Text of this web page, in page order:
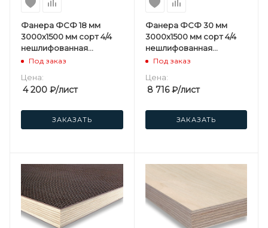
Фанера ФСФ 18 мм
3000х1500 мм сорт 4/4
нешлифованная
березовая
Под заказ
Цена:
4 200 ₽/лист
ЗАКАЗАТЬ
Фанера ФСФ 30 мм
3000х1500 мм сорт 4/4
нешлифованная
березовая
Под заказ
Цена:
8 716₽/лист
ЗАКАЗАТЬ